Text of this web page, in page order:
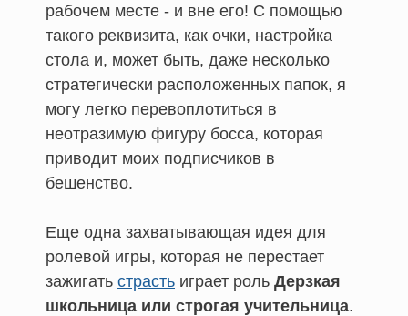
рабочем месте - и вне его! С помощью
такого реквизита, как очки, настройка
стола и, может быть, даже несколько
стратегически расположенных папок, я
могу легко перевоплотиться в
неотразимую фигуру босса, которая
приводит моих подписчиков в
бешенство.
Еще одна захватывающая идея для
ролевой игры, которая не перестает
зажигать страсть играет роль Дерзкая
школьница или строгая учительница.